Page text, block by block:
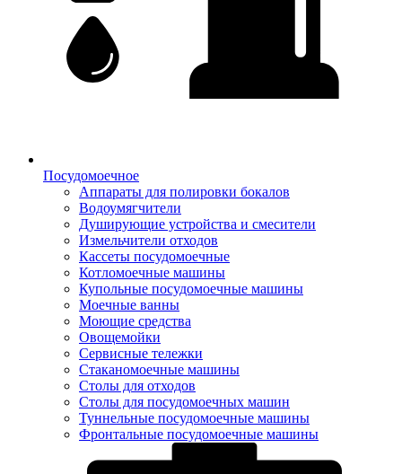
Посудомоечное
Аппараты для полировки бокалов
Водоумягчители
Душирующие устройства и смесители
Измельчители отходов
Кассеты посудомоечные
Котломоечные машины
Купольные посудомоечные машины
Моечные ванны
Моющие средства
Овощемойки
Сервисные тележки
Стаканомоечные машины
Столы для отходов
Столы для посудомоечных машин
Туннельные посудомоечные машины
Фронтальные посудомоечные машины